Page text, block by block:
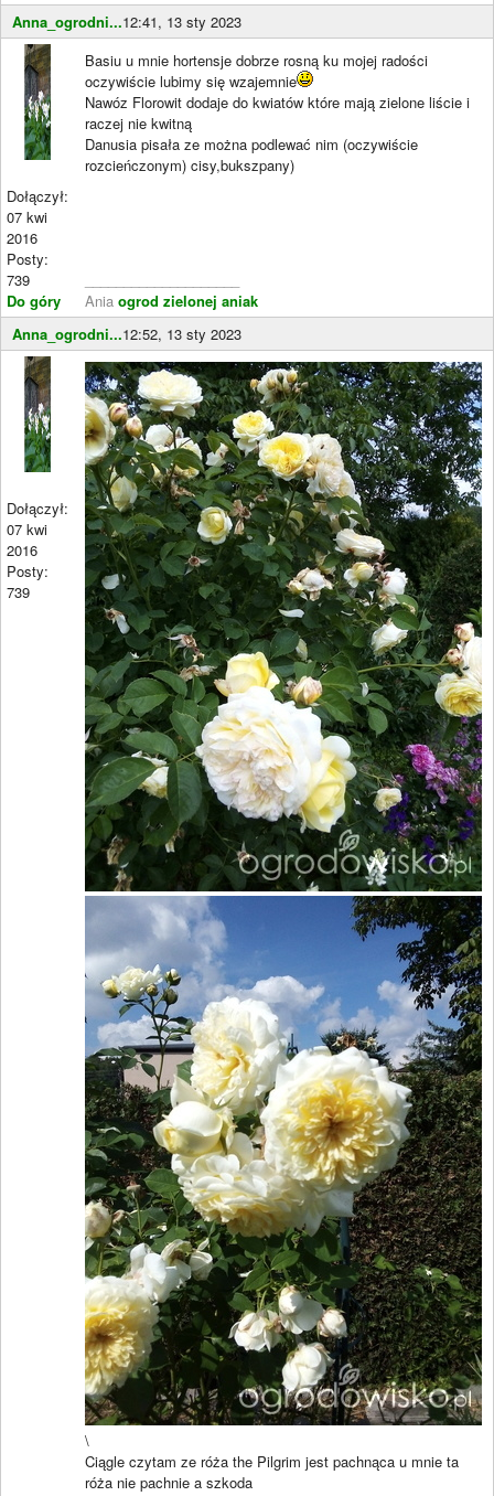
Anna_ogrodni...12:41, 13 sty 2023
Dołączył:
07 kwi
2016
Posty:
739
Do góry
Basiu u mnie hortensje dobrze rosną ku mojej radości
oczywiście lubimy się wzajemnie
Nawóz Florowit dodaje do kwiatów które mają zielone liście i
raczej nie kwitną
Danusia pisała ze można podlewać nim (oczywiście
rozcieńczonym) cisy,bukszpany)
Ania ogrod zielonej aniak
Anna_ogrodni...12:52, 13 sty 2023
Dołączył:
07 kwi
2016
Posty:
739
\
Ciągle czytam ze róża the Pilgrim jest pachnąca u mnie ta
róża nie pachnie a szkoda